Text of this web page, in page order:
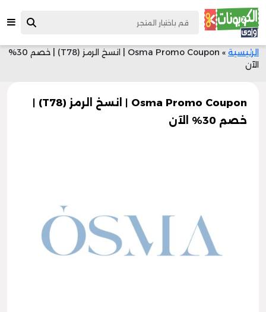
الرئيسية »
Osma Promo Coupon | انسخ الرمز (T78) | خصم 30%
الآن
Osma Promo Coupon | انسخ الرمز (T78) |
خصم 30% الآن